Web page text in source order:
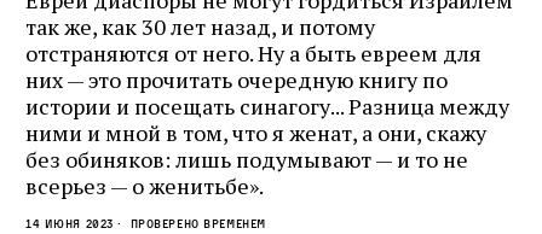
так же, как 30 лет назад, и потому
отстраняются от него. Ну а быть евреем для
них — это прочитать очередную книгу по
истории и посещать синагогу... Разница между
ними и мной в том, что я женат, а они, скажу
без обиняков: лишь подумывают — и то не
всерьез — о женитьбе».
14 июня 2023 Проверено временем